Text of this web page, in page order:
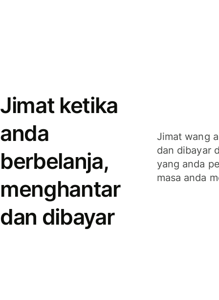
Jimat ketika
anda
berbelanja,
menghantar
dan dibayar
Jimat wang
dan dibayar
yang anda
masa anda